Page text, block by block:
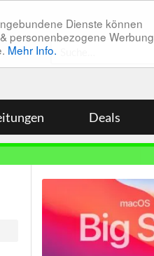
Dienste können
personenbezogene Werbung
Mehr Info.
Deals